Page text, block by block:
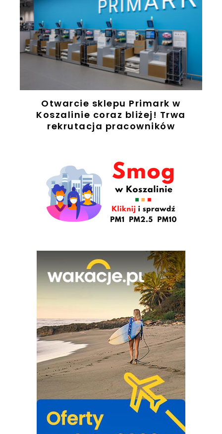
Otwarcie sklepu Primark w
Koszalinie coraz bliżej! Trwa
rekrutacja pracowników